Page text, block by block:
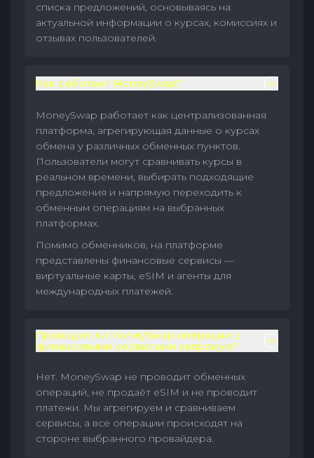
списка предложений, основываясь на
актуальной информации о курсах, комиссиях и
отзывах пользователей.
Как работает MoneySwap?
MoneySwap работает как централизованная
платформа, агрегирующая данные о курсах
обмена у различных обменных пунктов.
Пользователи могут сравнивать курсы в
реальном времени, выбирать подходящие
предложения и напрямую переходить к
обменным операциям на выбранных
платформах.
Помимо обменников, на платформе
представлены финансовые сервисы —
виртуальные карты, eSIM и агенты для
международных платежей.
Проводит ли MoneySwap операции с
финансовыми сервисами напрямую?
Нет. MoneySwap не проводит обменных
операций, не продаёт eSIM и не проводит
платежи. Мы агрегируем и сравниваем
сервисы, а все операции происходят на
стороне выбранного провайдера.